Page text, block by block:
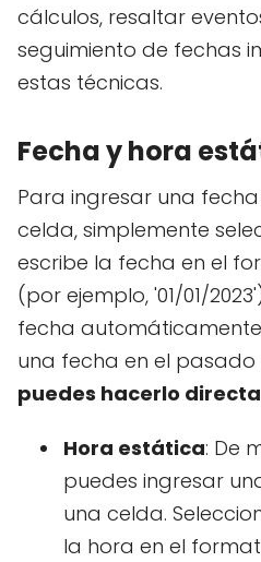
cálculos, resaltar
seguimiento de fechas
estas técnicas.
Fecha y hora
Para ingresar una
celda, simplemente
escribe la fecha en el
(por ejemplo, '01/01/
fecha
una fecha en el pasado
puedes hacerlo
Hora estática: De
puedes ingresar
una celda.
la hora en el